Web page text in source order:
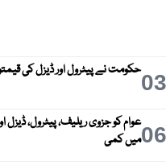
03حکومت نے پیٹرول اور ڈیزل کی
06عوام کو جزوی ریلیف، پیٹرول،
میں کمی